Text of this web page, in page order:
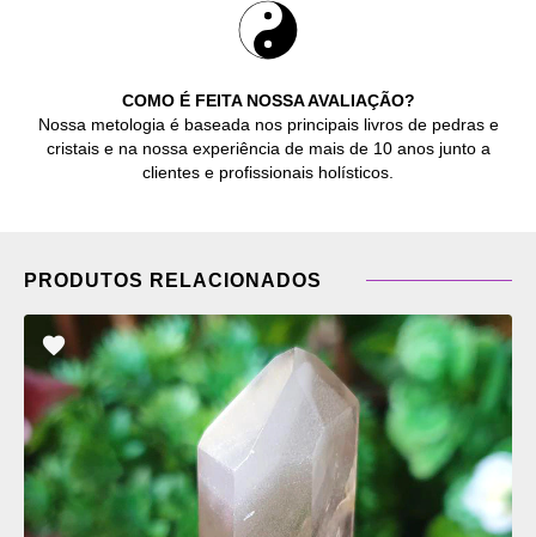
COMO É FEITA NOSSA AVALIAÇÃO?
Nossa metologia é baseada nos principais livros de pedras e
cristais e na nossa experiência de mais de 10 anos junto a
clientes e profissionais holísticos.
PRODUTOS RELACIONADOS
ADICIONAR
OS
FAVORITOS